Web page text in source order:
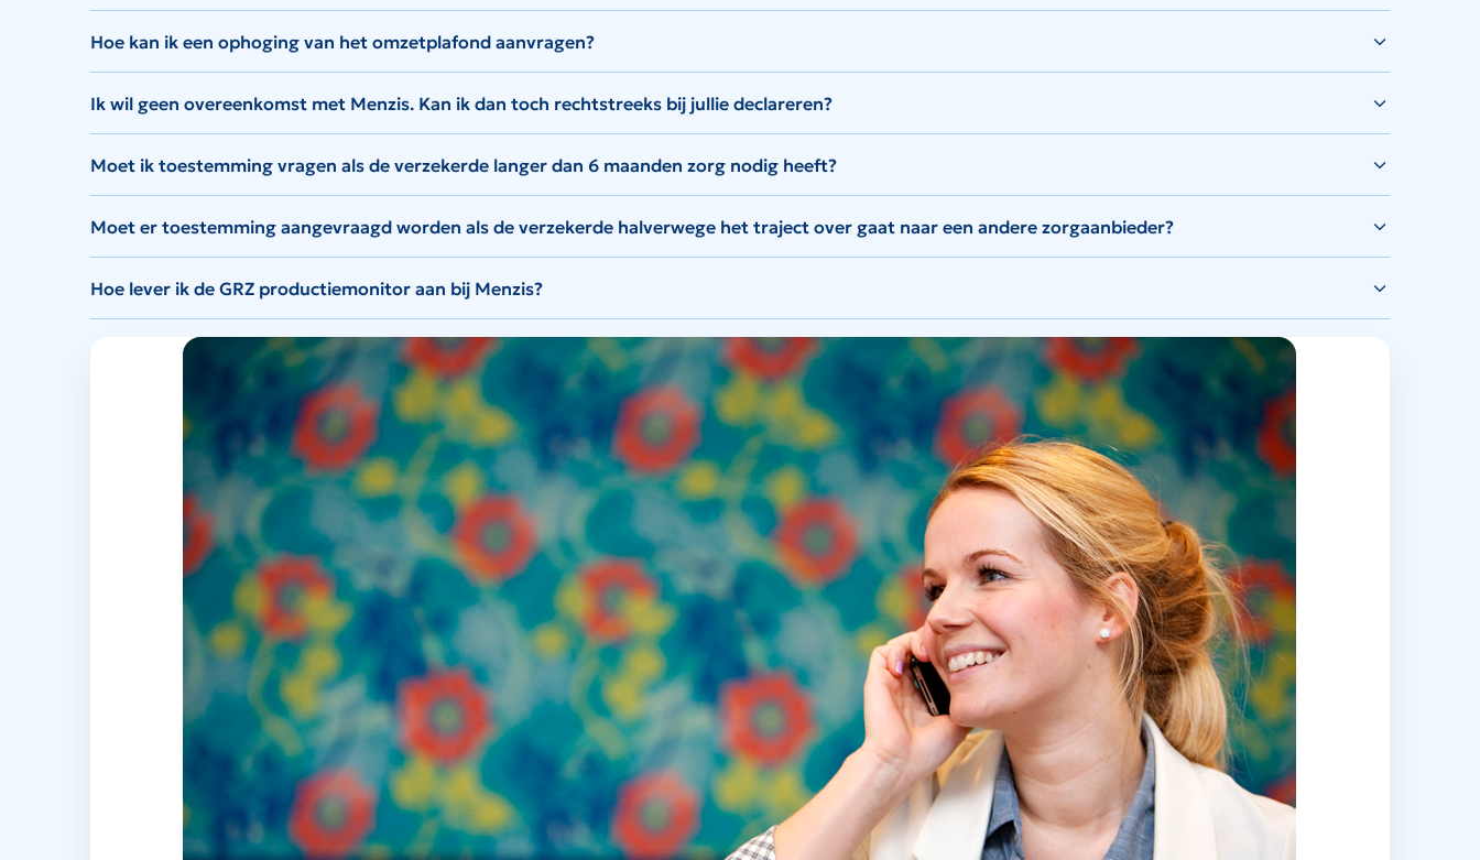
Hoe kan ik een ophoging van het omzetplafond aanvragen?
Ik wil geen overeenkomst met Menzis. Kan ik dan toch rechtstreeks bij jullie declareren?
Moet ik toestemming vragen als de verzekerde langer dan 6 maanden zorg nodig heeft?
Moet er toestemming aangevraagd worden als de verzekerde halverwege het traject over gaat naar een andere zorgaanbieder?
Hoe lever ik de GRZ productiemonitor aan bij Menzis?